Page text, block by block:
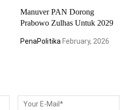
Manuver PAN Dorong
Prabowo Zulhas Untuk 2029
PenaPolitikaFebruary, 2026